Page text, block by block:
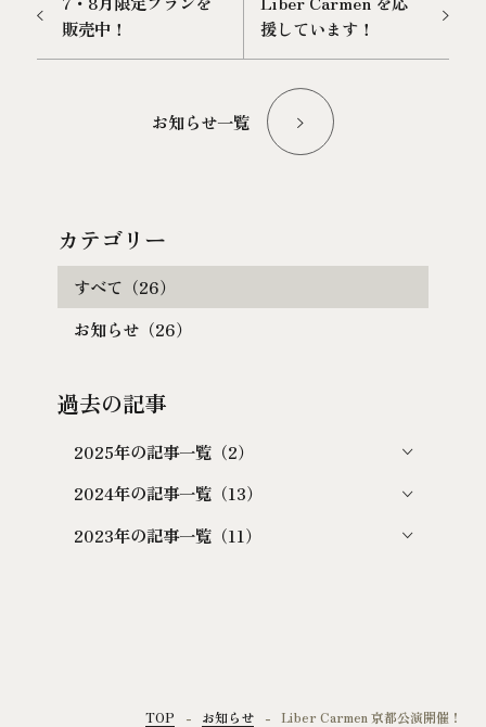
販売中！
援しています！
お知らせ一覧
カテゴリー
すべて（26）
お知らせ（26）
過去の記事
2025年の記事一覧（2）
2024年の記事一覧（13）
2023年の記事一覧（11）
TOP お知らせ Liber Carmen 京都公演開催！